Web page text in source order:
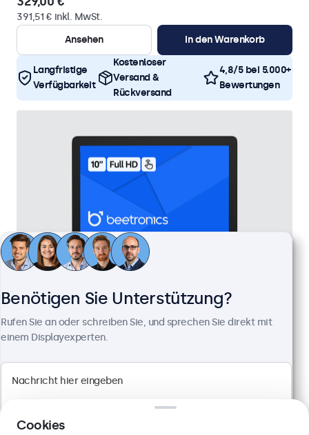
391,51 € inkl. MwSt.
Ansehen
In den Warenkorb
Langfristige
Verfügbarkeit
Kostenloser
Versand &
Rückversand
4,8/5 bei 5.000+
Bewertungen
10 Zoll Touchscreen
Artikelnummer:10TS7
Anschlüsse: HDMI, DisplayPort, USB-C, VGA
Benötigen Sie Unterstützung?
Rufen Sie an oder schreiben Sie, und sprechen Sie direkt mit
einem Displayexperten.
Cookies